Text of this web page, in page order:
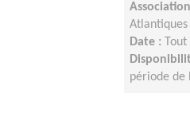
Atlantiques
Date :
période de